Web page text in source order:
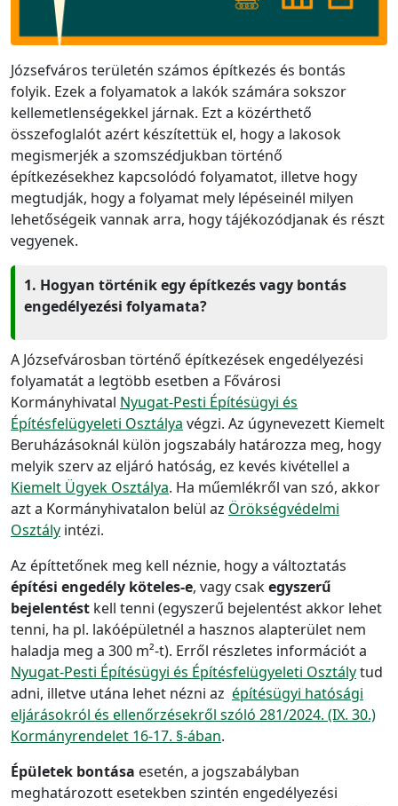
Józsefváros területén számos építkezés és bontás
folyik. Ezek a folyamatok a lakók számára sokszor
kellemetlenségekkel járnak. Ezt a közérthető
összefoglalót azért készítettük el, hogy a lakosok
megismerjék a szomszédjukban történő
építkezésekhez kapcsolódó folyamatot, illetve hogy
megtudják, hogy a folyamat mely lépéseinél milyen
lehetőségeik vannak arra, hogy tájékozódjanak és részt
vegyenek.
1. Hogyan történik egy építkezés vagy bontás
engedélyezési folyamata?
A Józsefvárosban történő építkezések engedélyezési
folyamatát a legtöbb esetben a Fővárosi
Kormányhivatal Nyugat-Pesti Építésügyi és
Építésfelügyeleti Osztálya végzi. Az úgynevezett Kiemelt
Beruházásoknál külön jogszabály határozza meg, hogy
melyik szerv az eljáró hatóság, ez kevés kivétellel a
Kiemelt Ügyek Osztálya. Ha műemlékről van szó, akkor
azt a Kormányhivatalon belül az Örökségvédelmi
Osztály intézi.
Az építtetőnek meg kell néznie, hogy a változtatás
építési engedély köteles-e, vagy csakegyszerű
bejelentést kell tenni (egyszerű bejelentést akkor lehet
tenni, ha pl. lakóépületnél a hasznos alapterület nem
haladja meg a 300 m²-t). Erről részletes információt a
Nyugat-Pesti Építésügyi és Építésfelügyeleti Osztálytud
adni, illetve utána lehet nézni az építésügyi hatósági
eljárásokról és ellenőrzésekről szóló 281/2024. (IX. 30.)
Kormányrendelet 16-17. §-ában.
Épületek bontása esetén, a jogszabályban
meghatározott esetekben szintén engedélyezési